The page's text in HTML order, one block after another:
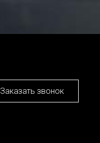
Заказать звонок